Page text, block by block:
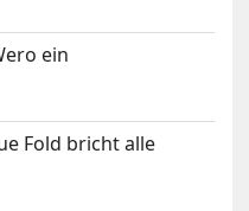
ein
Fold bricht alle